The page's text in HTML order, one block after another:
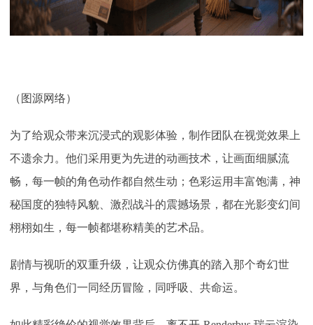
（ 图源网络）
为了给观众带来沉浸式的观影体验，制作团队在视觉效果上
不遗余力。他们采用更为先进的动画技术，让画面细腻流
畅，每一帧的角色动作都自然生动；色彩运用丰富饱满，神
秘国度的独特风貌、激烈战斗的震撼场景，都在光影变幻间
栩栩如生，每一帧都堪称精美的艺术品。
剧情与视听的双重升级，让观众仿佛真的踏入那个奇幻世
界，与角色们一同经历冒险，同呼吸、共命运。